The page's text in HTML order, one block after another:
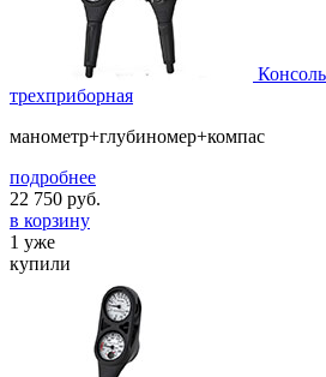
трехприборная
манометр+глубиномер+компас
подробнее
22 750 руб.
в корзину
1 уже
купили